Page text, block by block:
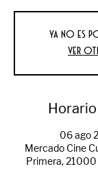
Ya no es
Ver
06 ago
Mercado Cine
Primera, 21000